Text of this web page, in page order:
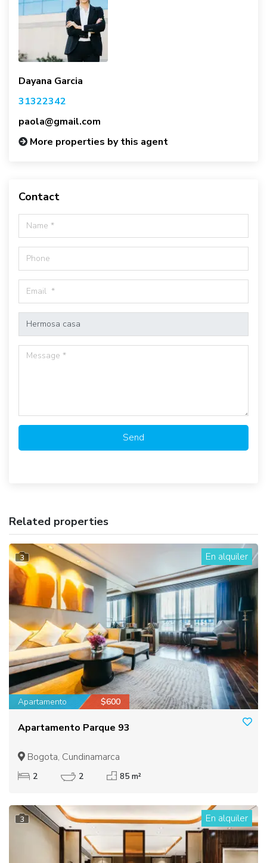
Dayana Garcia
31322342
paola@gmail.com
More properties by this agent
Contact
Send
Related properties
3 En alquiler
Apartamento $600
Apartamento Parque 93
Bogota, Cundinamarca
2 2 85 m²
3 En alquiler